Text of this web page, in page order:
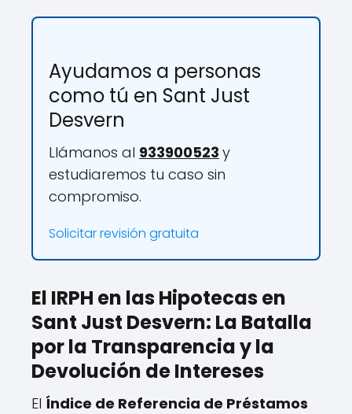
Ayudamos a personas
como tú en Sant Just
Desvern
Llámanos al 933900523 y
estudiaremos tu caso sin
compromiso.
Solicitar revisión gratuita
El IRPH en las Hipotecas en
Sant Just Desvern: La Batalla
por la Transparencia y la
Devolución de Intereses
El Índice de Referencia de Préstamos